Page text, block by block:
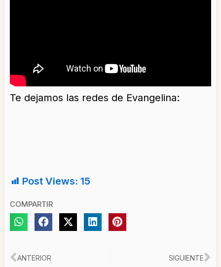
Te dejamos las redes de Evangelina:
Post Views: 15
COMPARTIR
Ant
ANTERIOR SIGUIENTE